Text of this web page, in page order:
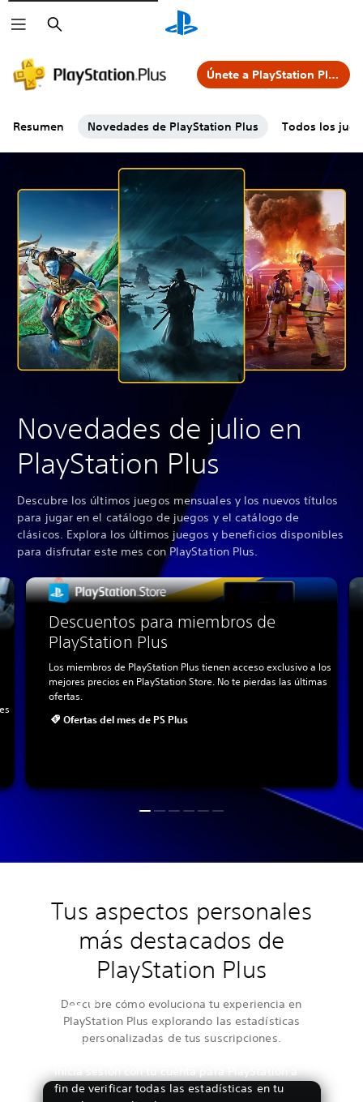
Buscar
Resumen Novedades de PlayStation Plus Todos los
Únete a PlayStation Plus
Novedades de julio en
PlayStation Plus
Descubre los últimos juegos mensuales y los nuevos títulos
para jugar en el catálogo de juegos y el catálogo de
clásicos. Explora los últimos juegos y beneficios disponibles
para disfrutar este mes con PlayStation Plus.
Descuentos para miembros de
PlayStation Plus
Los miembros de PlayStation Plus tienen acceso exclusivo a los
mejores precios en PlayStation Store. No te pierdas las últimas
ofertas.
Ofertas del mes de PS Plus
Tus aspectos personales
más destacados de
PlayStation Plus
Descubre cómo evoluciona tu experiencia en
PlayStation Plus explorando las estadísticas
personalizadas de tus suscripciones.
Ver tus estadísticas
Inicia sesión con tu cuenta para PlayStation a
fin de verificar todas las estadísticas en tu